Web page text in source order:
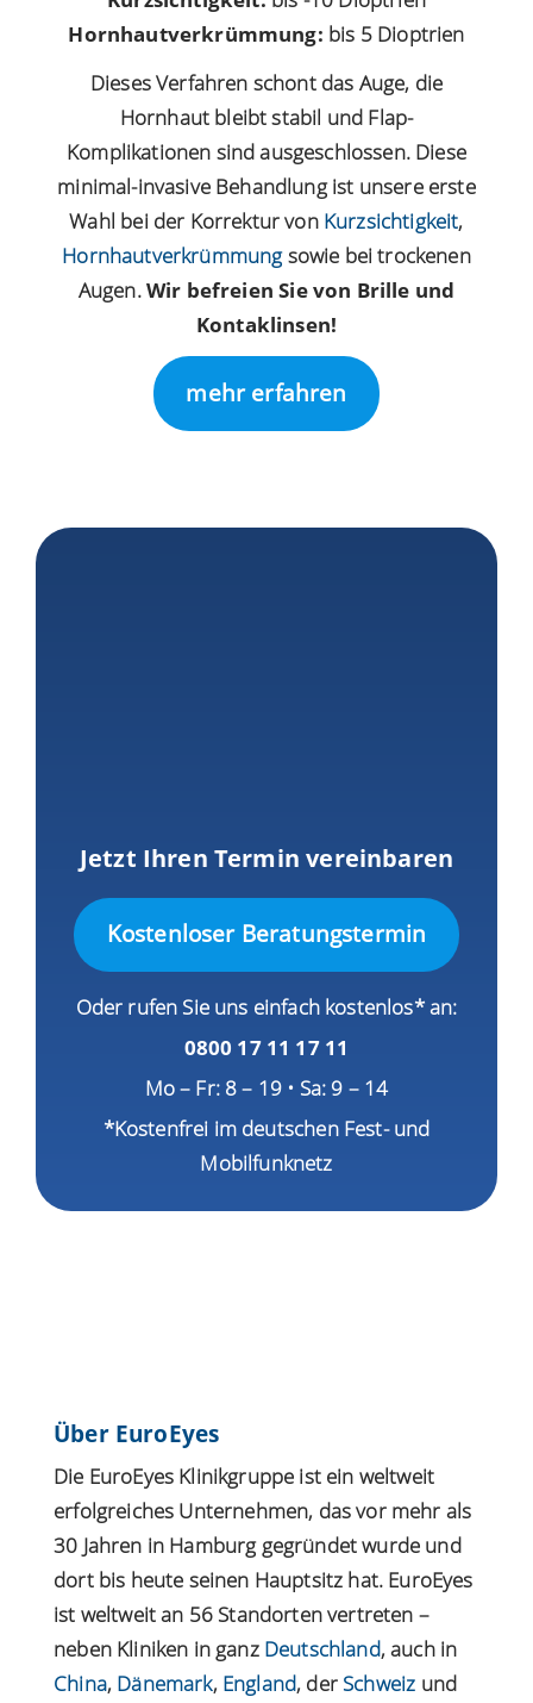
Hornhautverkrümmung: bis 5 Dioptrien
Dieses Verfahren schont das Auge, die
Hornhaut bleibt stabil und Flap-
Komplikationen sind ausgeschlossen. Diese
minimal-invasive Behandlung ist unsere erste
Wahl bei der Korrektur von Kurzsichtigkeit,
Hornhautverkrümmungsowie bei trockenen
Augen.Wir befreien Sie von Brille und
Kontaklinsen!
mehr erfahren
Jetzt Ihren Termin vereinbaren
Kostenloser Beratungstermin
Oder rufen Sie uns einfach kostenlos* an:
0800 17 11 17 11
Mo – Fr: 8 – 19 • Sa: 9 – 14
*Kostenfrei im deutschen Fest- und
Mobilfunknetz
Über EuroEyes
Die EuroEyes Klinikgruppe ist ein weltweit
erfolgreiches Unternehmen, das vor mehr als
30 Jahren in Hamburg gegründet wurde und
dort bis heute seinen Hauptsitz hat. EuroEyes
ist weltweit an 56 Standorten vertreten –
neben Kliniken in ganz Deutschland, auch in
China, Dänemark, England, der Schweiz und